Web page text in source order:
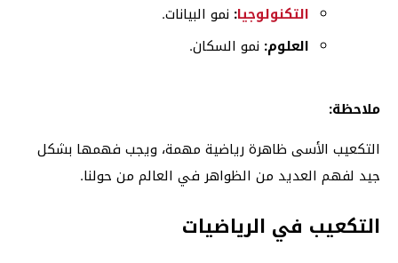
التكنولوجيا: نمو البيانات.
العلوم: نمو السكان.
ملاحظة:
التكعيب الأسى ظاهرة رياضية مهمة، ويجب فهمها بشكل
جيد لفهم العديد من الظواهر في العالم من حولنا.
التكعيب في الرياضيات